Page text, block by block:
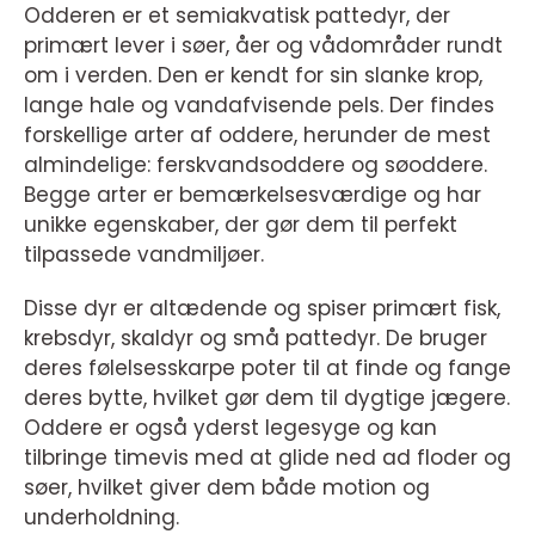
Odderen er et semiakvatisk pattedyr, der
primært lever i søer, åer og vådområder rundt
om i verden. Den er kendt for sin slanke krop,
lange hale og vandafvisende pels. Der findes
forskellige arter af oddere, herunder de mest
almindelige: ferskvandsoddere og søoddere.
Begge arter er bemærkelsesværdige og har
unikke egenskaber, der gør dem til perfekt
tilpassede vandmiljøer.
Disse dyr er altædende og spiser primært fisk,
krebsdyr, skaldyr og små pattedyr. De bruger
deres følelsesskarpe poter til at finde og fange
deres bytte, hvilket gør dem til dygtige jægere.
Oddere er også yderst legesyge og kan
tilbringe timevis med at glide ned ad floder og
søer, hvilket giver dem både motion og
underholdning.